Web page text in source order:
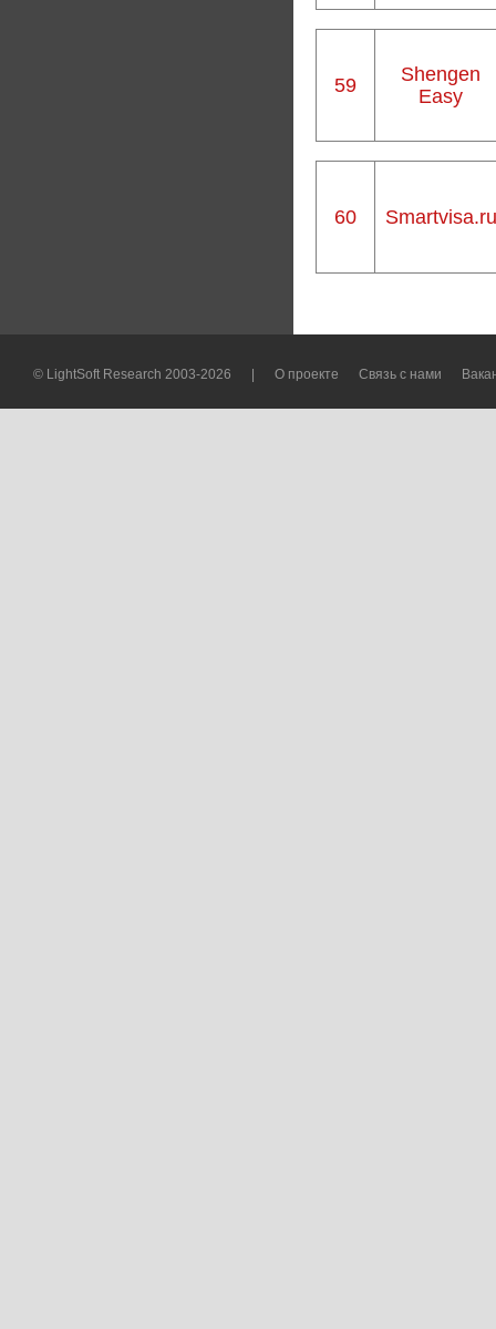
59
Shengen
Easy
60 Smartvisa.ru
© LightSoft Research 2003-2026 О проекте Связь с нами